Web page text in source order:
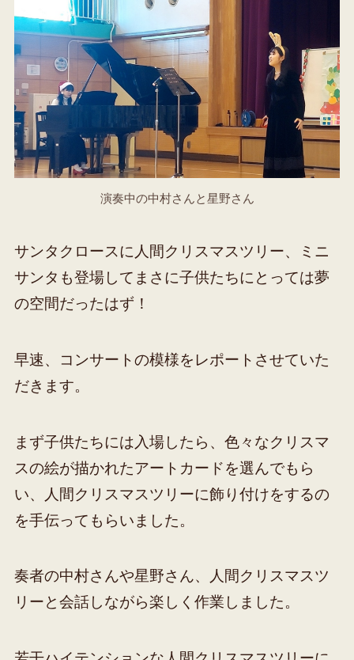
演奏中の中村さんと星野さん
サンタクロースに人間クリスマスツリー、ミニ
サンタも登場してまさに子供たちにとっては夢
の空間だったはず！
早速、コンサートの模様をレポートさせていた
だきます。
まず子供たちには入場したら、色々なクリスマ
スの絵が描かれたアートカードを選んでもら
い、人間クリスマスツリーに飾り付けをするの
を手伝ってもらいました。
奏者の中村さんや星野さん、人間クリスマスツ
リーと会話しながら楽しく作業しました。